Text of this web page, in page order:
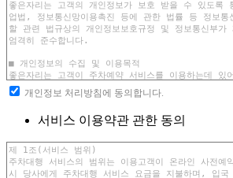
개인정보 처리방침에 동의합니다.
서비스 이용약관 관한 동의